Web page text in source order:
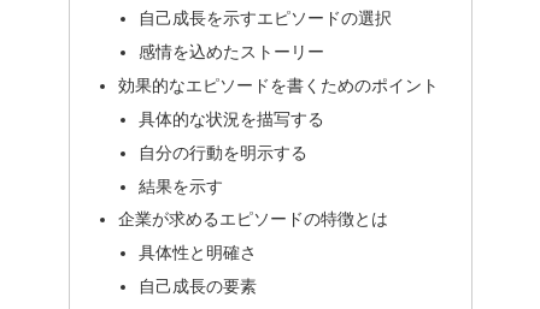
自己成長を示すエピソードの選択
感情を込めたストーリー
効果的なエピソードを書くためのポイント
具体的な状況を描写する
自分の行動を明示する
結果を示す
企業が求めるエピソードの特徴とは
具体性と明確さ
自己成長の要素